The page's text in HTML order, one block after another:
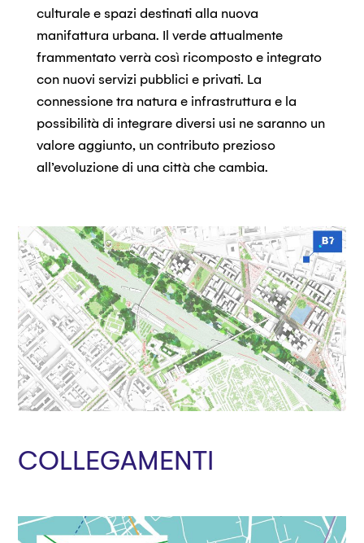
culturale e spazi destinati alla nuova
manifattura urbana. Il verde attualmente
frammentato verrà così ricomposto e integrato
con nuovi servizi pubblici e privati. La
connessione tra natura e infrastruttura e la
possibilità di integrare diversi usi ne saranno un
valore aggiunto, un contributo prezioso
all’evoluzione di una città che cambia.
COLLEGAMENTI